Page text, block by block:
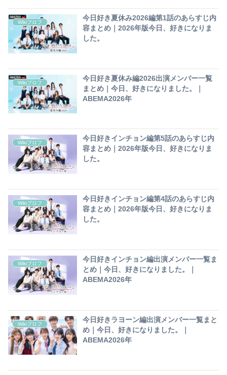
Wikiプロフ
今日好き夏休み2026編第1話のあらすじ内
容まとめ｜2026年版今日、好きになりま
した。
Wikiプロフ
今日好き夏休み編2026出演メンバー一覧
まとめ｜今日、好きになりました。｜
ABEMA2026年
Wikiプロフ
今日好きインチョン編第5話のあらすじ内
容まとめ｜2026年版今日、好きになりま
した。
Wikiプロフ
今日好きインチョン編第4話のあらすじ内
容まとめ｜2026年版今日、好きになりま
した。
Wikiプロフ
今日好きインチョン編出演メンバー一覧ま
とめ｜今日、好きになりました。｜
ABEMA2026年
Wikiプロフ
今日好きラヨーン編出演メンバー一覧まと
め｜今日、好きになりました。｜
ABEMA2026年